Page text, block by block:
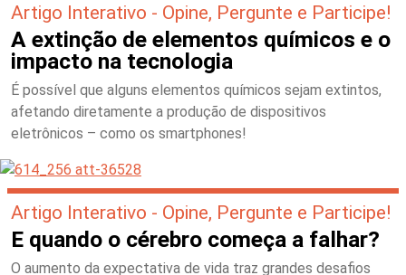
Artigo Interativo - Opine, Pergunte e Participe!
A extinção de elementos químicos e o
impacto na tecnologia
É possível que alguns elementos químicos sejam extintos,
afetando diretamente a produção de dispositivos
eletrônicos – como os smartphones!
Artigo Interativo - Opine, Pergunte e Participe!
E quando o cérebro começa a falhar?
O aumento da expectativa de vida traz grandes desafios